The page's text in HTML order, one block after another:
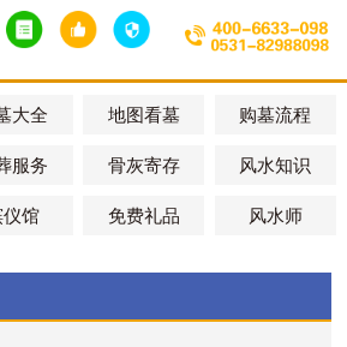
大全 地图看墓 购墓流程
服务 骨灰寄存 风水知识
仪馆 免费礼品 风水师